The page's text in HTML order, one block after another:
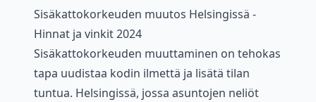
Sisäkattokorkeuden muutos Helsingissä -
Hinnat ja vinkit 2024
Sisäkattokorkeuden muuttaminen on tehokas
tapa uudistaa kodin ilmettä ja lisätä tilan
tuntua. Helsingissä, jossa asuntojen neliöt